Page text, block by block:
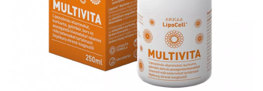
Piele, păr & unghii
Tranzit intestinal
Colesterol & tensiune
Îngrijirea Tenului
Creme de față
Creme cu SPF
Curcumin (Turmeric)
Zinc Bisglicinat